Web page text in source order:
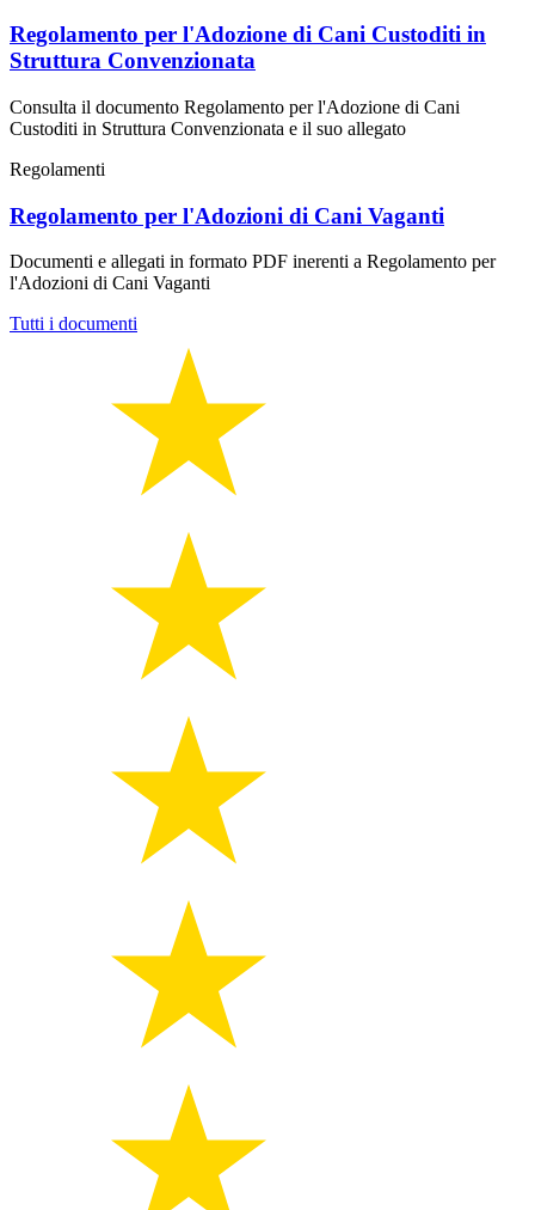
Regolamento per l'Adozione di Cani Custoditi in
Struttura Convenzionata
Consulta il documento Regolamento per l'Adozione di Cani
Custoditi in Struttura Convenzionata e il suo allegato
Regolamenti
Regolamento per l'Adozioni di Cani Vaganti
Documenti e allegati in formato PDF inerenti a Regolamento per
l'Adozioni di Cani Vaganti
Tutti i documenti